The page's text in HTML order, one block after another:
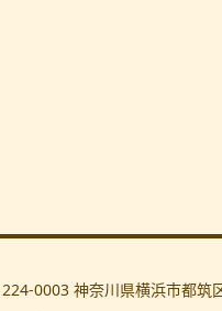
224-0003 神奈川県横浜市都筑